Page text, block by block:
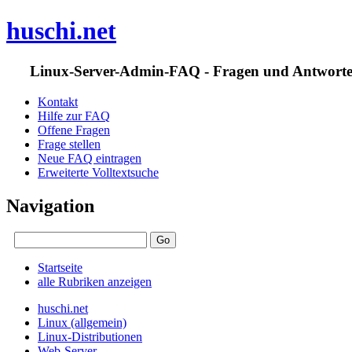
huschi.net
Linux-Server-Admin-FAQ - Fragen und
Kontakt
Hilfe zur FAQ
Offene Fragen
Frage stellen
Neue FAQ eintragen
Erweiterte Volltextsuche
Navigation
Startseite
alle Rubriken anzeigen
huschi.net
Linux (allgemein)
Linux-Distributionen